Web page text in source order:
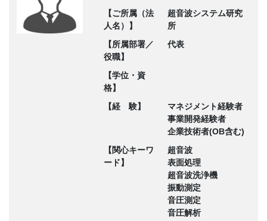
【ご所属（法
人名）】
超音波システム研究
所
【所属部署／
役職】
代表
【学位・資
格】
【経 験】
マネジメント経験者
事業開発経験者
企業技術者(OB含む)
【関心キーワ
ード】
超音波
表面処理
超音波洗浄機
振動測定
音圧測定
音圧解析